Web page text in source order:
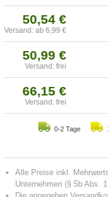
50,54 €
Versand: ab 6,99 €
50,99 €
Versand: frei
66,15 €
Versand: frei
0-2 Tage